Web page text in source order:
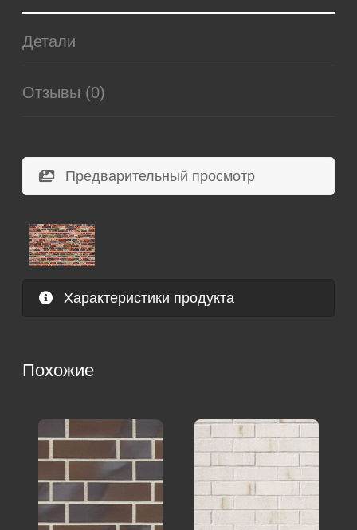
Детали
Отзывы (0)
Предварительный просмотр
Характеристики продукта
Похожие